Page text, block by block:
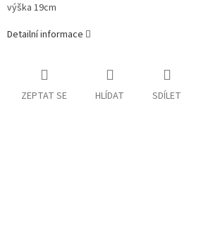
výška 19cm
Detailní informace
ZEPTAT SE HLÍDAT SDÍLET